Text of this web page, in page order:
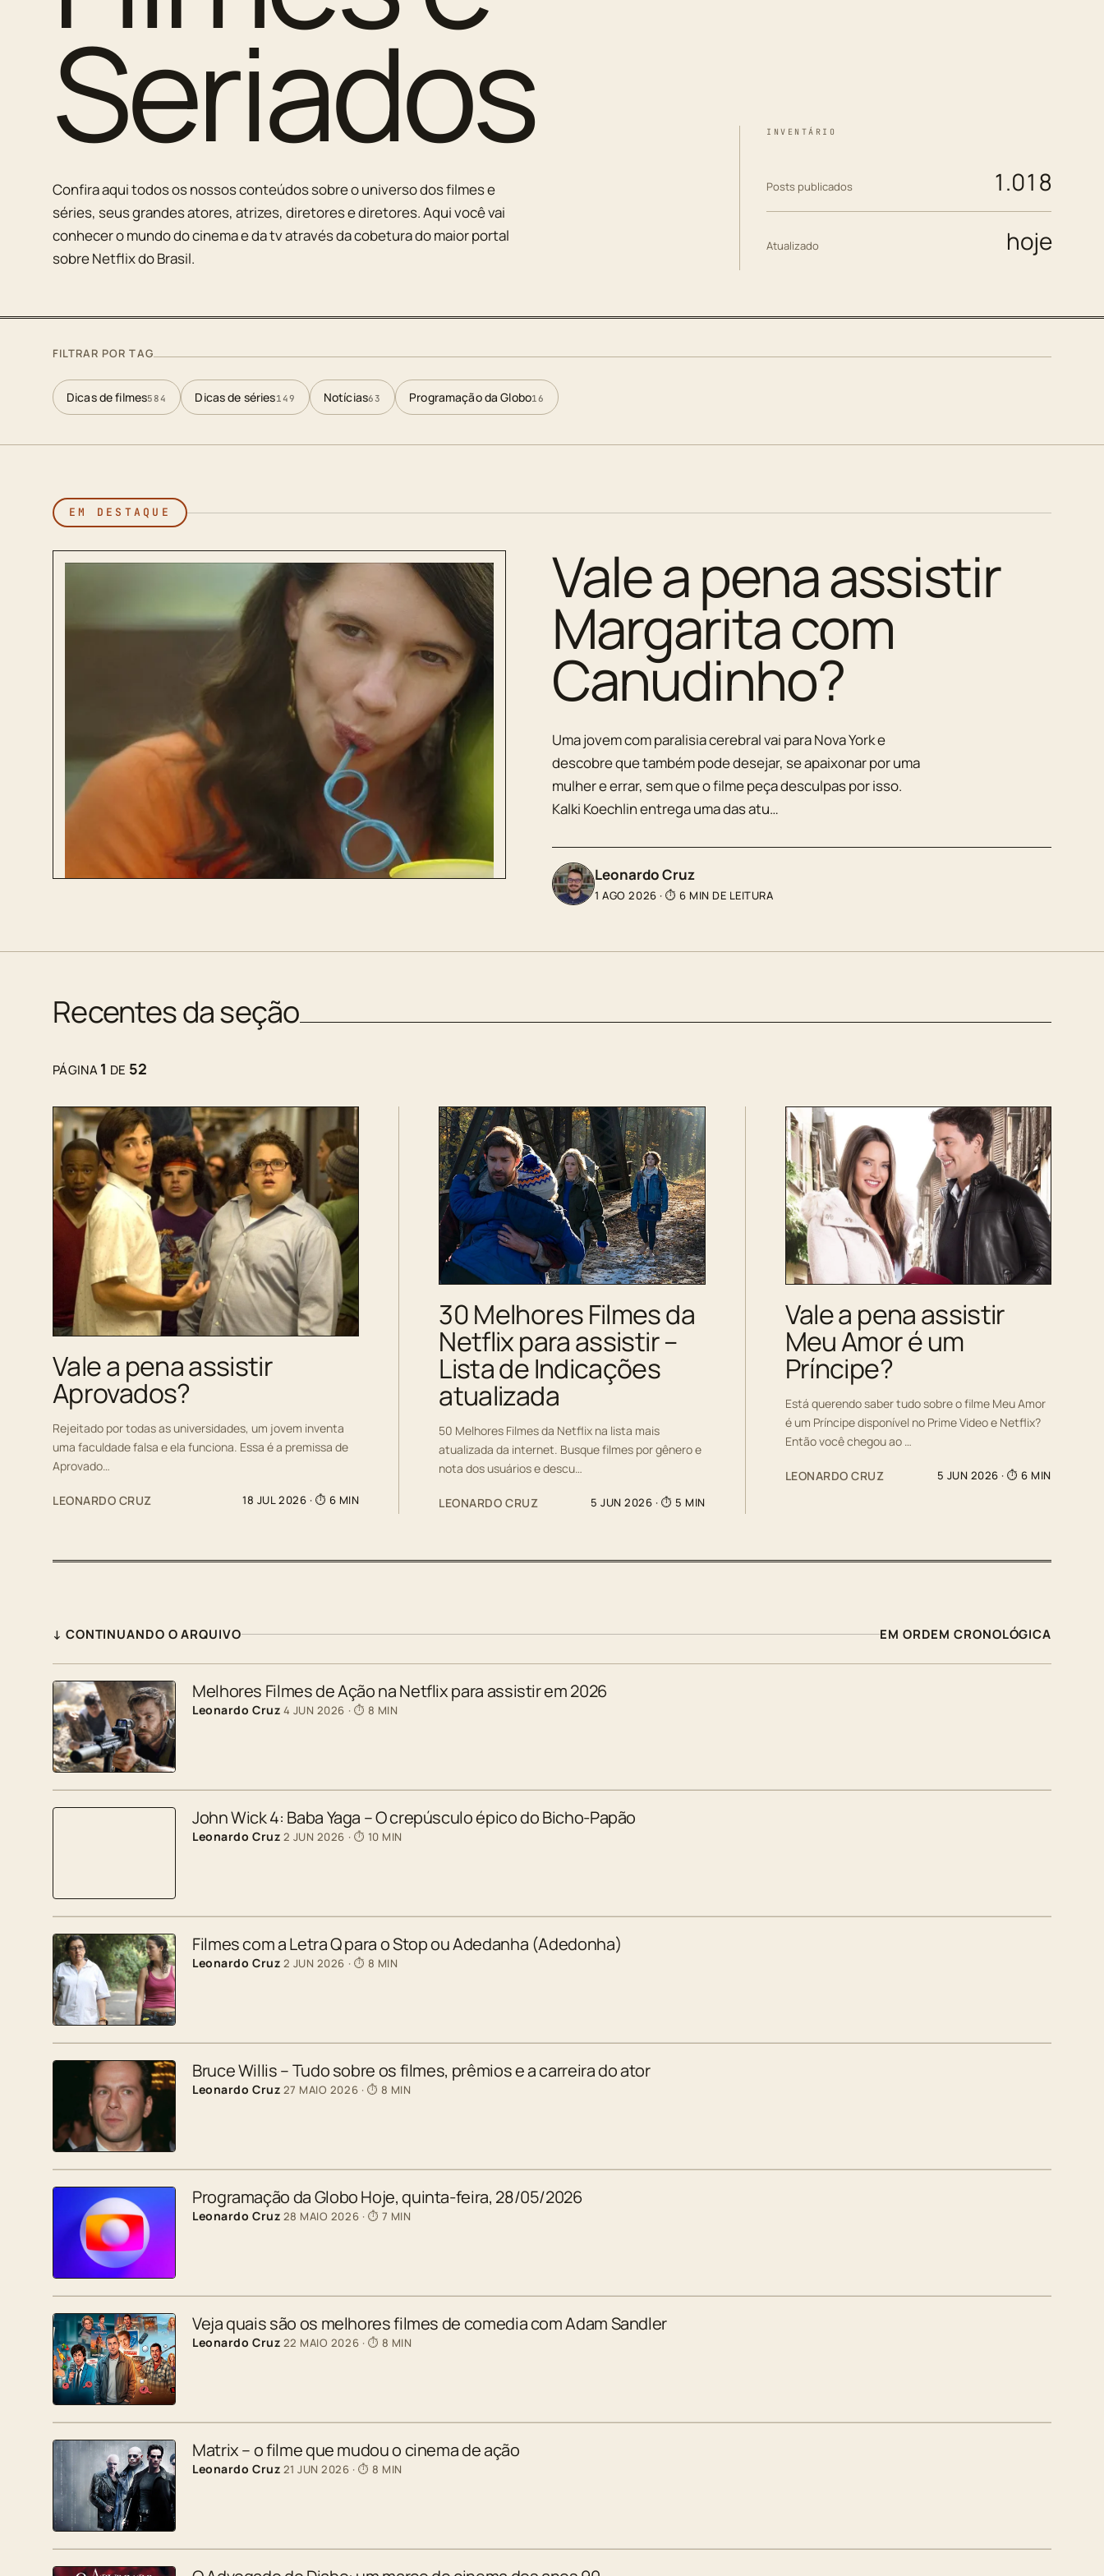
Seriados
Confira aqui todos os nossos conteúdos sobre o universo dos filmes e
séries, seus grandes atores, atrizes, diretores e diretores. Aqui você vai
conhecer o mundo do cinema e da tv através da cobetura do maior portal
sobre Netflix do Brasil.
INVENTÁRIO
Posts publicados 1.018
Atualizado hoje
FILTRAR POR TAG
Dicas de filmes584 Dicas de séries149 Notícias63 Programação da Globo16
EM DESTAQUE
Vale a pena assistir
Margarita com
Canudinho?
Uma jovem com paralisia cerebral vai para Nova York e
descobre que também pode desejar, se apaixonar por uma
mulher e errar, sem que o filme peça desculpas por isso.
Kalki Koechlin entrega uma das atu…
Leonardo Cruz
1 AGO 2026 ·⏱ 6 MIN DE LEITURA
Recentes da seção
PÁGINA1 DE 52
Vale a pena assistir
Aprovados?
Rejeitado por todas as universidades, um jovem inventa
uma faculdade falsa e ela funciona. Essa é a premissa de
Aprovado…
LEONARDO CRUZ 18 JUL 2026 · ⏱ 6 MIN
30 Melhores Filmes da
Netflix para assistir –
Lista de Indicações
atualizada
50 Melhores Filmes da Netflix na lista mais
atualizada da internet. Busque filmes por gênero e
nota dos usuários e descu…
LEONARDO CRUZ 5 JUN 2026 · ⏱ 5 MIN
Vale a pena assistir
Meu Amor é um
Príncipe?
Está querendo saber tudo sobre o filme Meu Amor
é um Príncipe disponível no Prime Video e Netflix?
Então você chegou ao …
LEONARDO CRUZ 5 JUN 2026 · ⏱ 6 MIN
↓ CONTINUANDO O ARQUIVO EM ORDEM CRONOLÓGICA
Melhores Filmes de Ação na Netflix para assistir em 2026
Leonardo Cruz 4 JUN 2026 · ⏱ 8 MIN
John Wick 4: Baba Yaga – O crepúsculo épico do Bicho-Papão
Leonardo Cruz 2 JUN 2026 · ⏱ 10 MIN
Filmes com a Letra Q para o Stop ou Adedanha (Adedonha)
Leonardo Cruz 2 JUN 2026 · ⏱ 8 MIN
Bruce Willis – Tudo sobre os filmes, prêmios e a carreira do ator
Leonardo Cruz 27 MAIO 2026 · ⏱ 8 MIN
Programação da Globo Hoje, quinta-feira, 28/05/2026
Leonardo Cruz 28 MAIO 2026 · ⏱ 7 MIN
Veja quais são os melhores filmes de comedia com Adam Sandler
Leonardo Cruz 22 MAIO 2026 · ⏱ 8 MIN
Matrix – o filme que mudou o cinema de ação
Leonardo Cruz 21 JUN 2026 · ⏱ 8 MIN